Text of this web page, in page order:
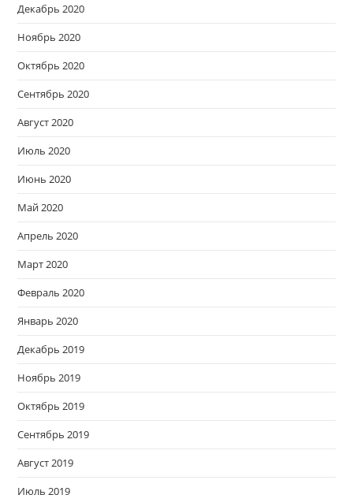
Декабрь 2020
Ноябрь 2020
Октябрь 2020
Сентябрь 2020
Август 2020
Июль 2020
Июнь 2020
Май 2020
Апрель 2020
Март 2020
Февраль 2020
Январь 2020
Декабрь 2019
Ноябрь 2019
Октябрь 2019
Сентябрь 2019
Август 2019
Июль 2019